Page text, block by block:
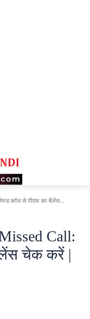
कॉल से पीएफ का बैलेंस...
Call:
चेक करें |